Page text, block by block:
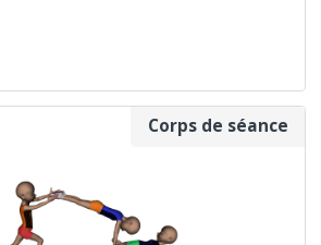
Corps de séance